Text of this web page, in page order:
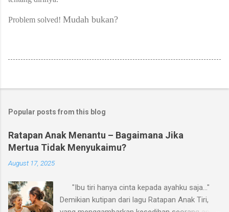
Problem solved! Mudah bukan?
Popular posts from this blog
Ratapan Anak Menantu – Bagaimana Jika
Mertua Tidak Menyukaimu?
August 17, 2025
"Ibu tiri hanya cinta kepada ayahku saja..."
Demikian kutipan dari lagu Ratapan Anak Tiri,